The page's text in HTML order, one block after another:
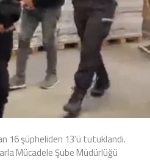
16 şüpheliden 13’ü tutuklandı.
Mücadele Şube Müdürlüğü